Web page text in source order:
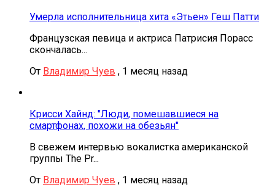
Умерла исполнительница хита «Этьен» Геш Патти
Французская певица и актриса Патрисия Порасс
скончалась...
От Владимир Чуев , 1 месяц назад
Крисси Хайнд: "Люди, помешавшиеся на
смартфонах, похожи на обезьян"
В свежем интервью вокалистка американской
группы The Pr...
От Владимир Чуев , 1 месяц назад